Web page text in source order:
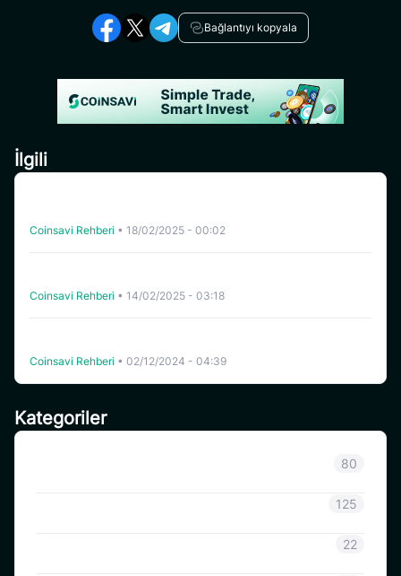
Kategoriler
80
125
22
Bağlantıyı kopyala
İlgili
Coinsavi Rehberi • 18/02/2025 - 00:02
Coinsavi Rehberi • 14/02/2025 - 03:18
Coinsavi Rehberi • 02/12/2024 - 04:39